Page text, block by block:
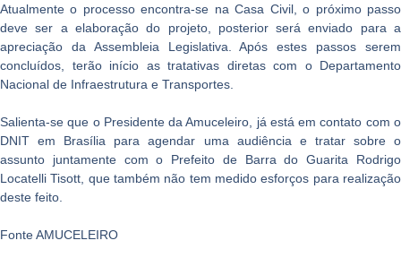
Atualmente o processo encontra-se na Casa Civil, o próximo passo
deve ser a elaboração do projeto, posterior será enviado para a
apreciação da Assembleia Legislativa. Após estes passos serem
concluídos, terão início as tratativas diretas com o Departamento
Nacional de Infraestrutura e Transportes.
Salienta-se que o Presidente da Amuceleiro, já está em contato com o
DNIT em Brasília para agendar uma audiência e tratar sobre o
assunto juntamente com o Prefeito de Barra do Guarita Rodrigo
Locatelli Tisott, que também não tem medido esforços para realização
deste feito.
Fonte AMUCELEIRO